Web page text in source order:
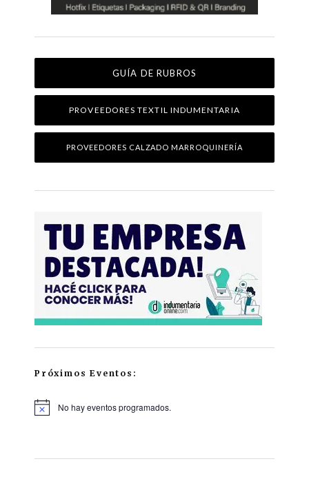
GUÍA DE RUBROS
PROVEEDORES TEXTIL INDUMENTARIA
PROVEEDORES CALZADO MARROQUINERÍA
Próximos Eventos:
No hay eventos programados.